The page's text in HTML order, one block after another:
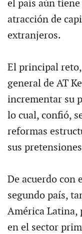
el país aún
atracción de
extranjeros.
El principal
general de AT
incrementar su
lo cual, confió,
reformas
sus
De acuerdo con
segundo país,
América Latina,
en el sector